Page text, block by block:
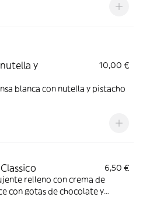
y
10,00 €
blanca con nutella y pistacho
6,50 €
relleno con crema de
con gotas de chocolate y